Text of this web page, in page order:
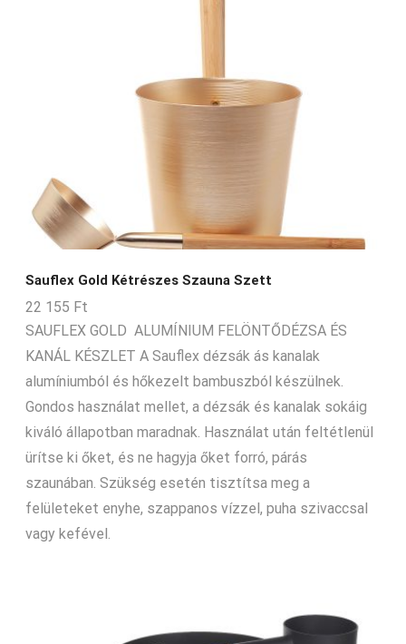
Sauflex Gold Kétrészes Szauna Szett
22 155 Ft
SAUFLEX GOLD ALUMÍNIUM FELÖNTŐDÉZSA ÉS
KANÁL KÉSZLET A Sauflex dézsák ás kanalak
alumíniumból és hőkezelt bambuszból készülnek.
Gondos használat mellet, a dézsák és kanalak sokáig
kiváló állapotban maradnak. Használat után feltétlenül
ürítse ki őket, és ne hagyja őket forró, párás
szaunában. Szükség esetén tisztítsa meg a
felületeket enyhe, szappanos vízzel, puha szivaccsal
vagy kefével.